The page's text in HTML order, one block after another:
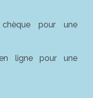
pour une
ligne pour une